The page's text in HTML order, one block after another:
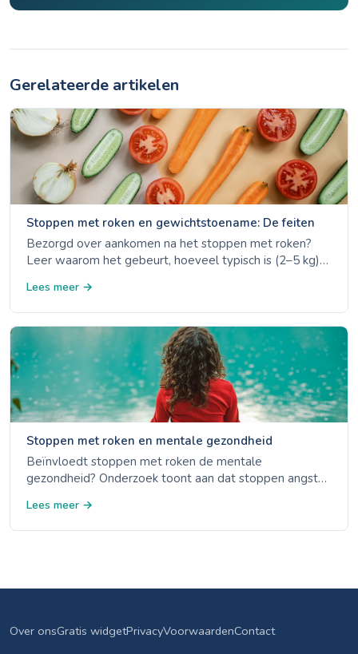
Gerelateerde artikelen
Stoppen met roken en gewichtstoename: De feiten
Bezorgd over aankomen na het stoppen met roken?
Leer waarom het gebeurt, hoeveel typisch is (2–5 kg)
terwijl je rookvrij blijft.
Lees meer →
Stoppen met roken en mentale gezondheid
Beïnvloedt stoppen met roken de mentale
gezondheid? Onderzoek toont aan dat stoppen angst
feiten over nicotine, stress en mentaal welzijn.
Lees meer →
Over onsGratis widgetPrivacyVoorwaardenContact